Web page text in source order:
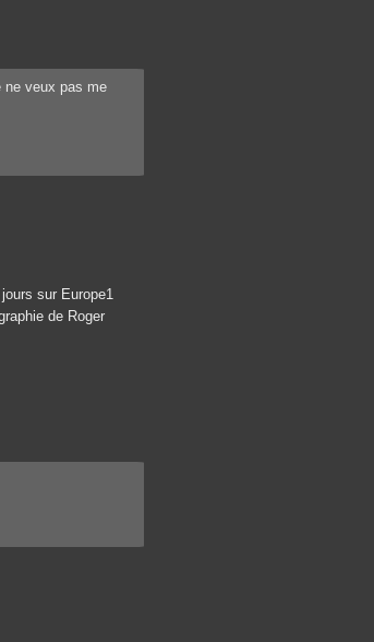
ne veux pas me
sur Europe1
de Roger